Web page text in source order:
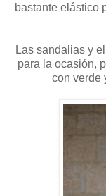
bastante elástico
Las sandalias y
para la ocasión,
con verde